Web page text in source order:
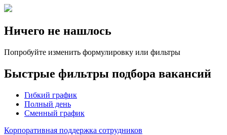
Ничего не нашлось
Попробуйте изменить формулировку или фильтры
Быстрые фильтры подбора вакансий
Гибкий график
Полный день
Сменный график
Корпоративная поддержка сотрудников